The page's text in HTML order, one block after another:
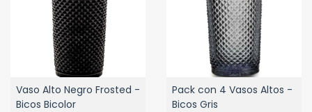
Vaso Alto Negro Frosted -
Bicos Bicolor
Pack con 4 Vasos Altos -
Bicos Gris